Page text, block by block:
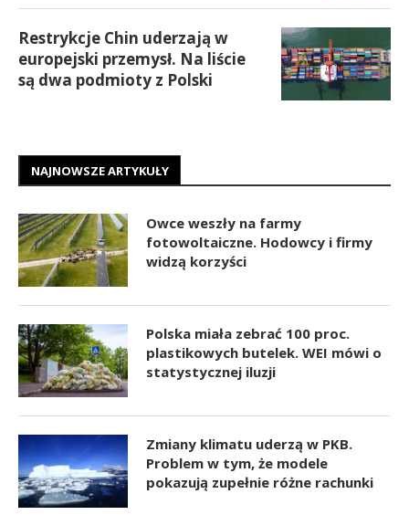
Restrykcje Chin uderzają w
europejski przemysł. Na liście
są dwa podmioty z Polski
NAJNOWSZE ARTYKUŁY
Owce weszły na farmy
fotowoltaiczne. Hodowcy i firmy
widzą korzyści
Polska miała zebrać 100 proc.
plastikowych butelek. WEI mówi o
statystycznej iluzji
Zmiany klimatu uderzą w PKB.
Problem w tym, że modele
pokazują zupełnie różne rachunki